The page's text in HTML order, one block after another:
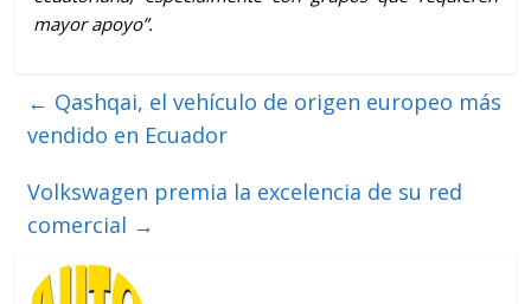
mayorapoyo”.
← Qashqai, el vehículo de origen europeo más
vendido en Ecuador
Volkswagen premia la excelencia de su red
comercial →